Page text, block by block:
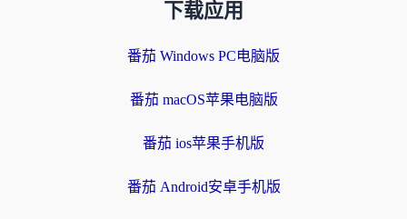
下载应用
番茄 Windows PC电脑版
番茄 macOS苹果电脑版
番茄 ios苹果手机版
番茄 Android安卓手机版